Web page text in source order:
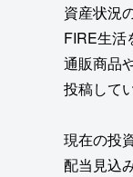
資産状況
FIRE生活
通販商品
投稿して
現在の投
配当見込